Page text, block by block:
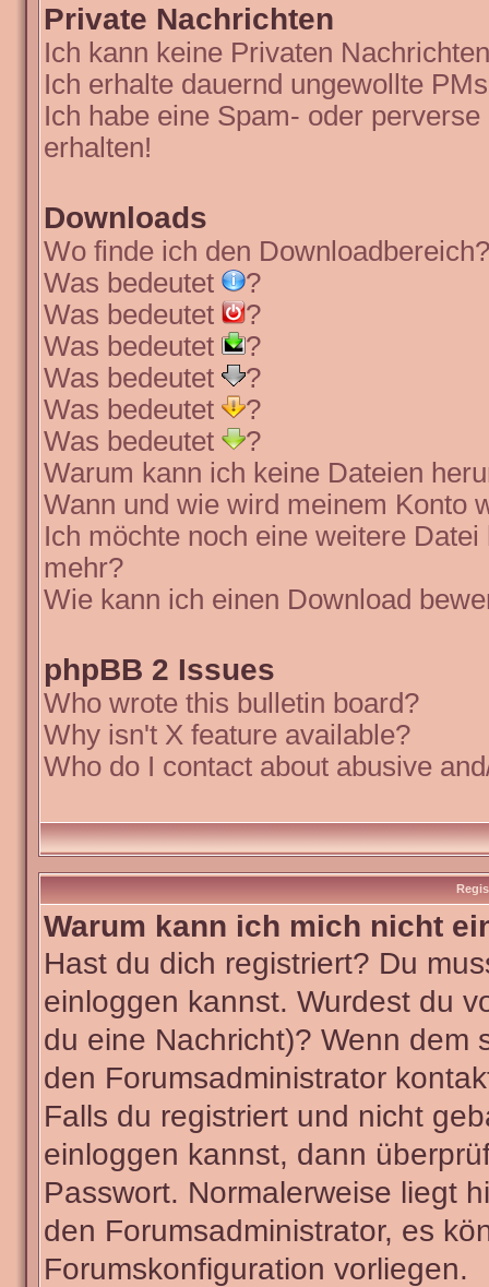
Private Nachrichten
Ich kann keine Privaten
Ich erhalte dauernd ungewollte
Ich habe eine Spam- oder
erhalten!
Downloads
Wo finde ich den Downloadbereich?
Was bedeutet
?
Was bedeutet
?
Was bedeutet
?
Was bedeutet
?
Was bedeutet
?
Was bedeutet
?
Warum kann ich keine Dateien
Wann und wie wird meinem Konto
Ich möchte noch eine weitere
mehr?
Wie kann ich einen Download
phpBB 2 Issues
Who wrote this bulletin board?
Why isn't X feature available?
Who do I contact about abusive
Warum kann ich mich nicht
Hast du dich registriert? Du
einloggen kannst. Wurdest du
du eine Nachricht)? Wenn dem
den Forumsadministrator
Falls du registriert und nicht
einloggen kannst, dann
Passwort. Normalerweise liegt
den Forumsadministrator, es
Forumskonfiguration vorliegen.